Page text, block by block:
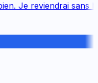
Je reviendrai sans